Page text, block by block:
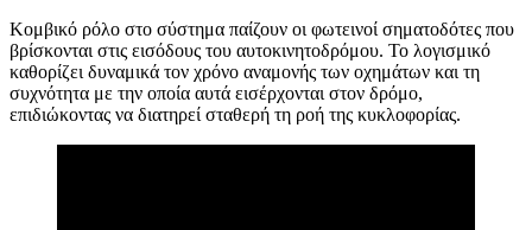
Κομβικό ρόλο στο σύστημα παίζουν οι φωτεινοί σηματοδότες που
βρίσκονται στις εισόδους του αυτοκινητοδρόμου. Το λογισμικό
καθορίζει δυναμικά τον χρόνο αναμονής των οχημάτων και τη
συχνότητα με την οποία αυτά εισέρχονται στον δρόμο,
επιδιώκοντας να διατηρεί σταθερή τη ροή της κυκλοφορίας.